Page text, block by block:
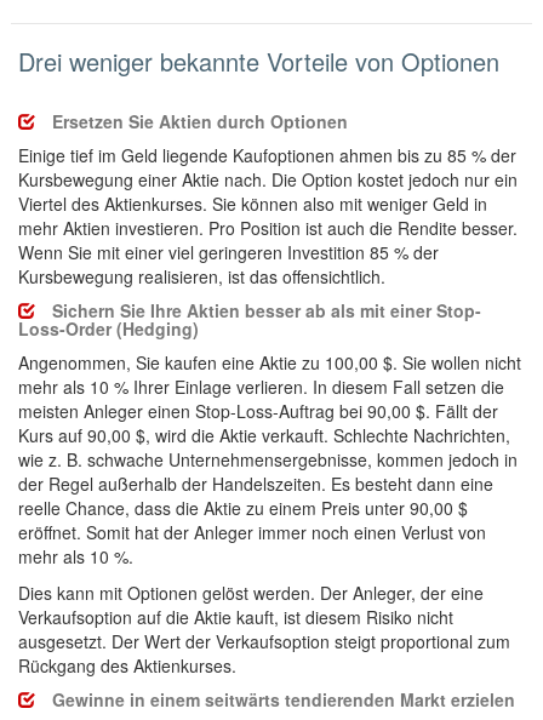
Drei weniger bekannte Vorteile von Optionen
Ersetzen Sie Aktien durch Optionen
Einige tief im Geld liegende Kaufoptionen ahmen bis zu 85 % der
Kursbewegung einer Aktie nach. Die Option kostet jedoch nur ein
Viertel des Aktienkurses. Sie können also mit weniger Geld in
mehr Aktien investieren. Pro Position ist auch die Rendite besser.
Wenn Sie mit einer viel geringeren Investition 85 % der
Kursbewegung realisieren, ist das offensichtlich.
Sichern Sie Ihre Aktien besser ab als mit einer Stop-
Loss-Order (Hedging)
Angenommen, Sie kaufen eine Aktie zu 100,00 $. Sie wollen nicht
mehr als 10 % Ihrer Einlage verlieren. In diesem Fall setzen die
meisten Anleger einen Stop-Loss-Auftrag bei 90,00 $. Fällt der
Kurs auf 90,00 $, wird die Aktie verkauft. Schlechte Nachrichten,
wie z. B. schwache Unternehmensergebnisse, kommen jedoch in
der Regel außerhalb der Handelszeiten. Es besteht dann eine
reelle Chance, dass die Aktie zu einem Preis unter 90,00 $
eröffnet. Somit hat der Anleger immer noch einen Verlust von
mehr als 10 %.
Dies kann mit Optionen gelöst werden. Der Anleger, der eine
Verkaufsoption auf die Aktie kauft, ist diesem Risiko nicht
ausgesetzt. Der Wert der Verkaufsoption steigt proportional zum
Rückgang des Aktienkurses.
Gewinne in einem seitwärts tendierenden Markt erzielen